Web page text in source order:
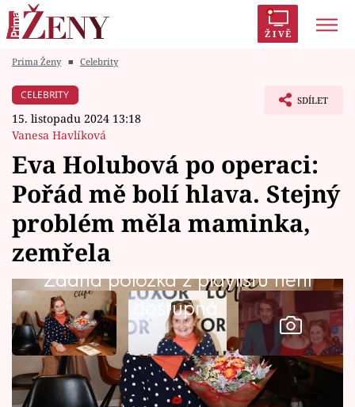
ŽIVĚ
Módní alarm
Témata
Celebrity
Vztahy
Seriály
Horoskopy
Sledujte prima+
Prima Ženy ■ Celebrity
CELEBRITY
15. listopadu 2024 13:18
Vanesa Havlíková
SDÍLET
Eva Holubová po operaci:
Pořád mě bolí hlava. Stejný
problém měla maminka,
zemřela
Žádná položka z playlistu není
dostupná.
Legendární herečka Eva Holubová (65)